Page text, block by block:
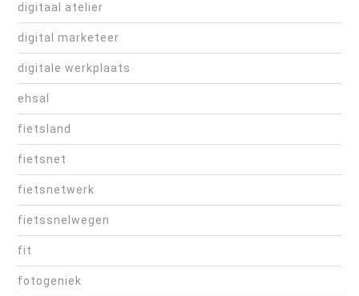
digitaal atelier
digital marketeer
digitale werkplaats
ehsal
fietsland
fietsnet
fietsnetwerk
fietssnelwegen
fit
fotogeniek